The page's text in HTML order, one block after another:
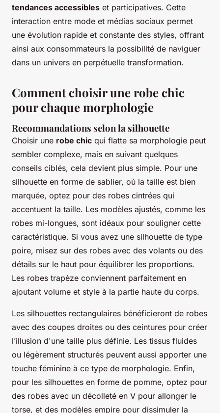
tendances accessibles et participatives. Cette
interaction entre mode et médias sociaux permet
une évolution rapide et constante des styles, offrant
ainsi aux consommateurs la possibilité de naviguer
dans un univers en perpétuelle transformation.
Comment choisir une robe chic
pour chaque morphologie
Recommandations selon la silhouette
Choisir une robe chic qui flatte sa morphologie peut
sembler complexe, mais en suivant quelques
conseils ciblés, cela devient plus simple. Pour une
silhouette en forme de sablier, où la taille est bien
marquée, optez pour des robes cintrées qui
accentuent la taille. Les modèles ajustés, comme les
robes mi-longues, sont idéaux pour souligner cette
caractéristique. Si vous avez une silhouette de type
poire, misez sur des robes avec des volants ou des
détails sur le haut pour équilibrer les proportions.
Les robes trapèze conviennent parfaitement en
ajoutant volume et style à la partie haute du corps.
Les silhouettes rectangulaires bénéficieront de robes
avec des coupes droites ou des ceintures pour créer
l’illusion d'une taille plus définie. Les tissus fluides
ou légèrement structurés peuvent aussi apporter une
touche féminine à ce type de morphologie. Enfin,
pour les silhouettes en forme de pomme, optez pour
des robes avec un décolleté en V pour allonger le
torse, et des modèles empire pour dissimuler la